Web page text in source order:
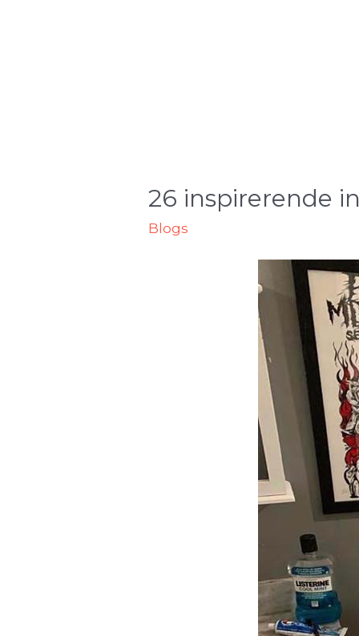
26 inspirerende
Blogs